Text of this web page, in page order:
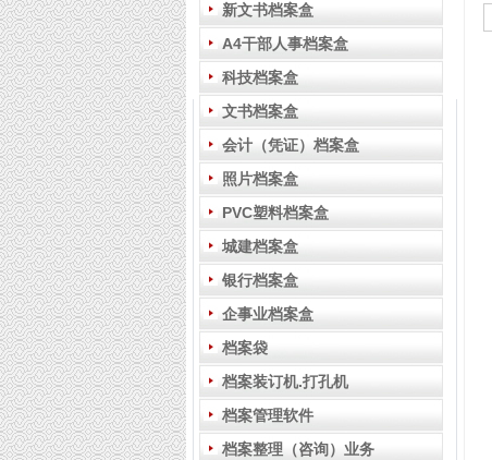
新文书档案盒
A4干部人事档案盒
科技档案盒
文书档案盒
会计（凭证）档案盒
照片档案盒
PVC塑料档案盒
城建档案盒
银行档案盒
企事业档案盒
档案袋
档案装订机.打孔机
档案管理软件
档案整理（咨询）业务